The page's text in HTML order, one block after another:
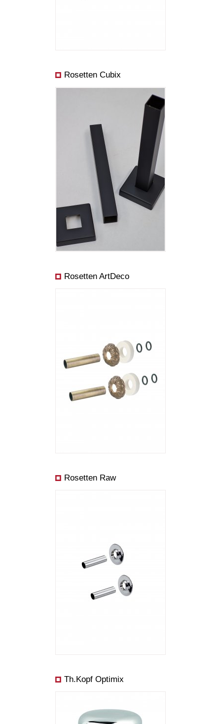
Rosetten Cubix
Rosetten ArtDeco
Rosetten Raw
Th.Kopf Optimix